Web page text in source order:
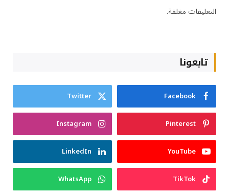
التعليقات مغلقة.
تابعونا
Facebook
Twitter
Pinterest
Instagram
YouTube
LinkedIn
TikTok
WhatsApp